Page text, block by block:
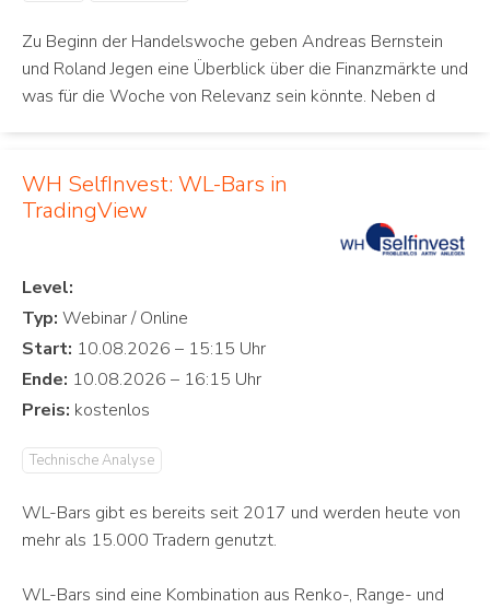
Zu Beginn der Handelswoche geben Andreas Bernstein
und Roland Jegen eine Überblick über die Finanzmärkte und
was für die Woche von Relevanz sein könnte. Neben d
WH SelfInvest: WL-Bars in
TradingView
Level:
Typ:
Start:
Ende:
Preis:
Technische Analyse
WL-Bars gibt es bereits seit 2017 und werden heute von
mehr als 15.000 Tradern genutzt.
WL-Bars sind eine Kombination aus Renko-, Range- und